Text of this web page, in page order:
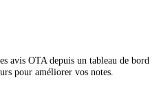
avis OTA depuis un tableau de bord
pour améliorer vos notes.